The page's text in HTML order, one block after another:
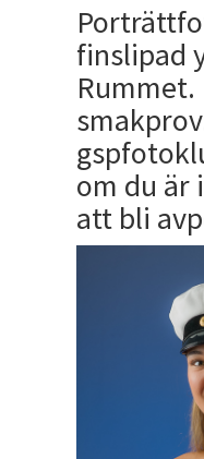
finslipad
om du är
att bli